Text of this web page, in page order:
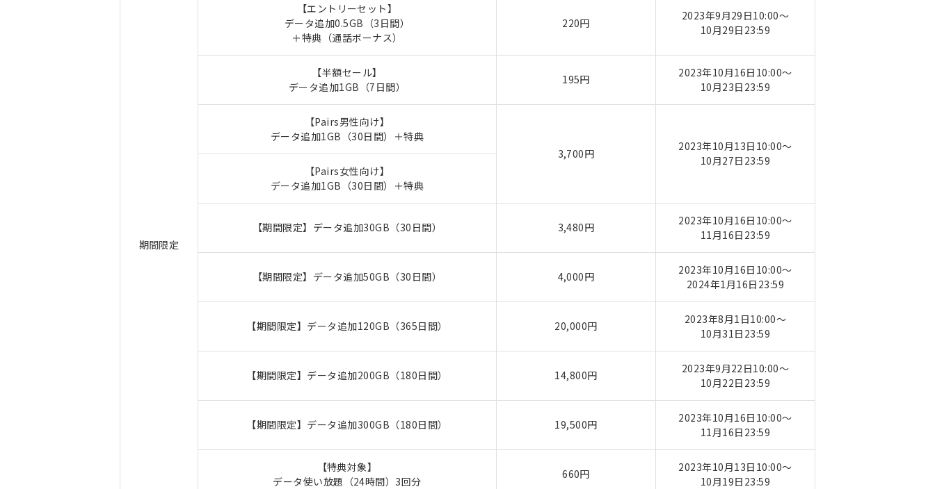
期間限定
【エントリーセット】
データ追加0.5GB（3日間）
＋特典（通話ボーナス）
220円
2023年9月29日10:00～
10月29日23:59
【半額セール】
データ追加1GB（7日間）
195円
2023年10月16日10:00～
10月23日23:59
【Pairs男性向け】
データ追加1GB（30日間）＋特典
3,700円
2023年10月13日10:00～
10月27日23:59
【Pairs女性向け】
データ追加1GB（30日間）＋特典
【期間限定】データ追加30GB（30日間） 3,480円
2023年10月16日10:00～
11月16日23:59
【期間限定】データ追加50GB（30日間） 4,000円
2023年10月16日10:00～
2024年1月16日23:59
【期間限定】データ追加120GB（365日間） 20,000円
2023年8月1日10:00～
10月31日23:59
【期間限定】データ追加200GB（180日間） 14,800円
2023年9月22日10:00～
10月22日23:59
【期間限定】データ追加300GB（180日間） 19,500円
2023年10月16日10:00～
11月16日23:59
【特典対象】
データ使い放題（24時間）3回分
660円
2023年10月13日10:00～
10月19日23:59